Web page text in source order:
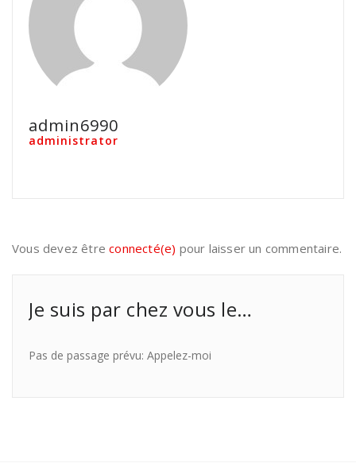
admin6990
administrator
Vous devez êtreconnecté(e) pour laisser un commentaire.
Je suis par chez vous le…
Pas de passage prévu: Appelez-moi